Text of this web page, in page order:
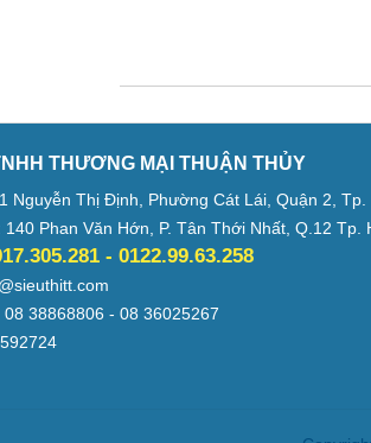
THƯƠNG MẠI THUẬN THỦY
Nguyễn Thị Định, Phường Cát Lái, Quận 2, Tp.
140 Phan Văn Hớn, P. Tân Thới Nhất, Q.12 Tp.
- 0122.99.63.258
38868806 - 08 36025267